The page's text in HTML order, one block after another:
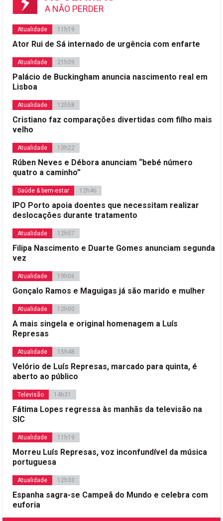
A NÃO PERDER
Atualidade 11h19
Ator Rui de Sá internado de urgência com enfarte
Atualidade 21h39
Palácio de Buckingham anuncia nascimento real em
Lisboa
Atualidade 12h58
Cristiano faz comparações divertidas com filho mais
velho
Atualidade 13h22
Rúben Neves e Débora anunciam “bebé número
quatro a caminho”
Saúde & bem-estar 12h46
IPO Porto apoia doentes que necessitam realizar
deslocações durante tratamento
Atualidade 12h57
Filipa Nascimento e Duarte Gomes anunciam segunda
vez
Atualidade 19h06
Gonçalo Ramos e Maguigas já são marido e mulher
Atualidade 12h00
A mais singela e original homenagem a Luís
Represas
Atualidade 15h48
Velório de Luís Represas, marcado para quinta, é
aberto ao público
Televisão 14h31
Fátima Lopes regressa às manhãs da televisão na
SIC
Atualidade 11h19
Morreu Luís Represas, voz inconfundível da música
portuguesa
Atualidade 12h33
Espanha sagra-se Campeã do Mundo e celebra com
euforia